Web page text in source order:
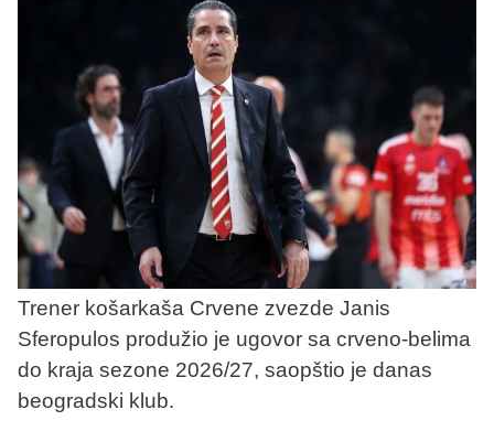
Trener košarkaša Crvene zvezde Janis
Sferopulos produžio je ugovor sa crveno-belima
do kraja sezone 2026/27, saopštio je danas
beogradski klub.